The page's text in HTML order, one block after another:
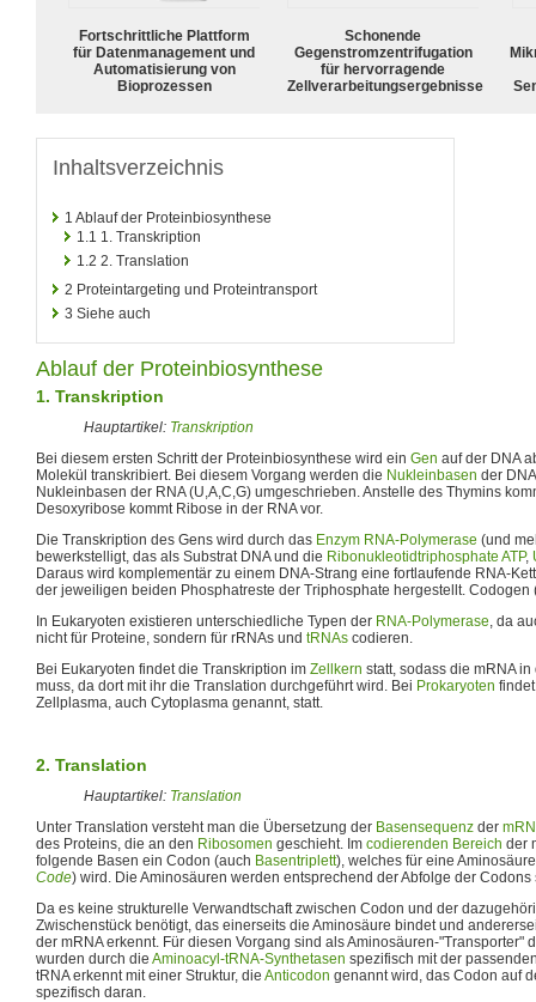
Fortschrittliche Plattform
für Datenmanagement und
Automatisierung von
Bioprozessen
Schonende
Gegenstromzentrifugation
für hervorragende
Zellverarbeitungsergebnisse
Inhaltsverzeichnis
1 Ablauf der Proteinbiosynthese
1.1 1. Transkription
1.2 2. Translation
2 Proteintargeting und Proteintransport
3 Siehe auch
Ablauf der Proteinbiosynthese
1. Transkription
Hauptartikel: Transkription
Bei diesem ersten Schritt der Proteinbiosynthese wird ein Gen auf der DNA
Molekül transkribiert. Bei diesem Vorgang werden die Nukleinbasen der
Nukleinbasen der RNA (U,A,C,G) umgeschrieben. Anstelle des Thymins
Desoxyribose kommt Ribose in der RNA vor.
Die Transkription des Gens wird durch das Enzym RNA-Polymerase (und
bewerkstelligt, das als Substrat DNA und die Ribonukleotidtriphosphate ATP,
Daraus wird komplementär zu einem DNA-Strang eine fortlaufende RNA-
der jeweiligen beiden Phosphatreste der Triphosphate hergestellt.
In Eukaryoten existieren unterschiedliche Typen der RNA-Polymerase, da
nicht für Proteine, sondern für rRNAs und tRNAs codieren.
Bei Eukaryoten findet die Transkription im Zellkern statt, sodass die mRNA
muss, da dort mit ihr die Translation durchgeführt wird. Bei Prokaryoten
Zellplasma, auch Cytoplasma genannt, statt.
2. Translation
Hauptartikel: Translation
Unter Translation versteht man die Übersetzung der Basensequenz der
des Proteins, die an den Ribosomen geschieht. Im codierenden Bereich der
folgende Basen ein Codon (auch Basentriplett), welches für eine
Code) wird. Die Aminosäuren werden entsprechend der Abfolge der
Da es keine strukturelle Verwandtschaft zwischen Codon und der
Zwischenstück benötigt, das einerseits die Aminosäure bindet und
der mRNA erkennt. Für diesen Vorgang sind als Aminosäuren-"Transporter"
wurden durch die Aminoacyl-tRNA-Synthetasen spezifisch mit der
tRNA erkennt mit einer Struktur, die Anticodon genannt wird, das Codon auf
spezifisch daran.